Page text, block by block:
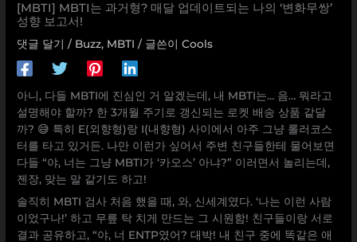
[MBTI] MBTI는 과거형? 매달 업데이트되는 나의 ‘변화무쌍’
성향 보고서!
댓글 달기 / Buzz, MBTI / 글쓴이Cools
아니, 다들 MBTI에 진심인 거 알겠는데, 내 MBTI는… 음… 뭐라고
설명해야 할까? 한 3개월 주기로 갱신되는 로켓 배송 상품 같달
까? 😅 특히 E(외향형)랑 I(내향형) 사이에서 아주 그냥 롤러코스
터를 타고 있거든. 나만 이런가 싶어서 주변 친구들한테 물어보면
다들 “야, 너는 그냥 MBTI가 ‘카오스’ 아냐?” 이러면서 놀리는데,
젠장, 맞는 말 같기도 하고!
솔직히 MBTI 검사 처음 했을 때, 와, 신세계였다. ‘나는 이런 사람
이었구나!’ 하고 무릎 탁 치게 만드는 그 시원함! 친구들이랑 서로
결과 공유하고, “야, 너 ENTP였어? 대박! 내 친구 중에 똑같은 애